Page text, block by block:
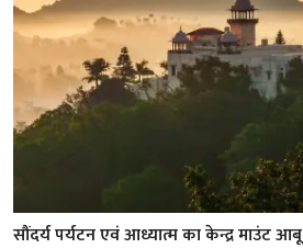
सौंदर्य पर्यटन एवं आध्यात्म का केन्द्र माउंट आबू